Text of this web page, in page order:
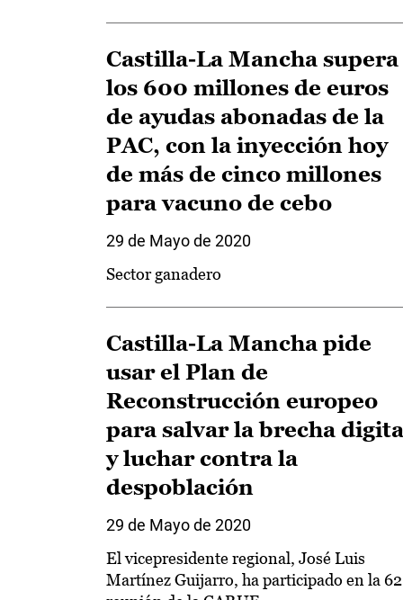
Castilla-La Mancha supera
los 600 millones de euros
de ayudas abonadas de la
PAC, con la inyección hoy
de más de cinco millones
para vacuno de cebo
29 de Mayo de 2020
Sector ganadero
Castilla-La Mancha pide
usar el Plan de
Reconstrucción europeo
para salvar la brecha
y luchar contra la
despoblación
29 de Mayo de 2020
El vicepresidente regional, José Luis
Martínez Guijarro, ha participado en la